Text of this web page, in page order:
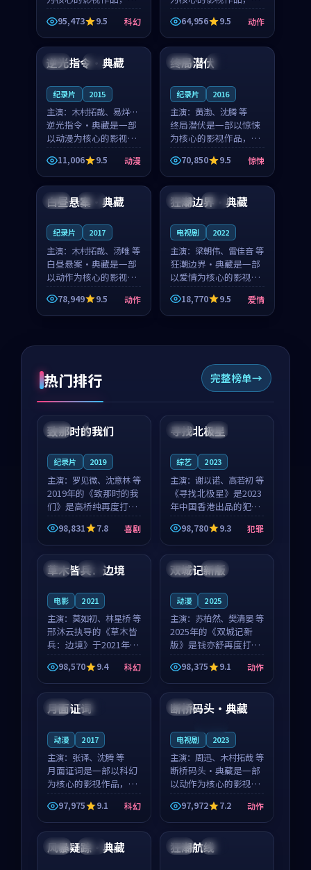
绕危机、反转与人物成
长展开，整体节奏紧
凑，值得推荐观看。
95,473 9.5 科幻
绕危机、反转与人物成
长展开，整体节奏紧
凑，值得推荐观看。
64,956 9.5 动作
日本 4K
逆光指令·典藏
纪录片 2015
主演： 木村拓哉、易烊千
玺 等
逆光指令·典藏是一部
以动漫为核心的影视作
品，围绕危机、反转与
人物成长展开，整体节
奏紧凑，值得推荐观
看。
11,006 9.5 动漫
中国 4K
终局潜伏
纪录片 2016
主演： 黄渤、沈腾 等
终局潜伏是一部以惊悚
为核心的影视作品，围
绕危机、反转与人物成
长展开，整体节奏紧
凑，值得推荐观看。
70,850 9.5 惊悚
日本 热播
白昼悬案·典藏
纪录片 2017
主演： 木村拓哉、汤唯 等
白昼悬案·典藏是一部
以动作为核心的影视作
品，围绕危机、反转与
人物成长展开，整体节
奏紧凑，值得推荐观
78,949 9.5 动作
英国 完结
狂潮边界·典藏
电视剧 2022
主演： 梁朝伟、雷佳音 等
狂潮边界·典藏是一部
以爱情为核心的影视作
品，围绕危机、反转与
人物成长展开，整体节
奏紧凑，值得推荐观
18,770 9.5 爱情
热门排行 完整榜单
中国 4K
99:22
致那时的我们
纪录片 2019
主演： 罗见微、沈意林 等
2019年的《致那时的我
们》是高桥纯再度打磨
的喜剧佳作。中国大陆
的取景与都市寓言的氛
围相互成就，罗见微与
沈意林的对手戏自然克
制，让整部影片在悬
98,831 7.8 喜剧
中国 4K
99:18
寻找北极星
综艺 2023
主演： 谢以诺、高若初 等
《寻找北极星》是2023
年中国香港出品的犯罪
新作，主创团队希望用
公路冒险的故事让观众
停下来想一想。谢以诺
领衔，高若初担任重要
角色，戚南柯的叙事
98,780 9.3 犯罪
泰国 独播
草木皆兵：边境
电影 2021
主演： 莫如初、林星桥 等
邢沐云执导的《草木皆
兵：边境》于2021年面
世，泰国的城市气质与
校园青春的人物心境共
同构筑了影片基调。莫
如初、林星桥用细腻的
表演撑起整部科幻电
98,570 9.4 科幻
中国 独播
双城记新版
动漫 2025
主演： 苏柏然、樊清晏 等
2025年的《双城记新
版》是钱亦舒再度打磨
的动作佳作。中国大陆
的取景与沙漠探险的氛
围相互成就，苏柏然与
樊清晏的对手戏自然克
制，让整部影片在悬念
98,375 9.1 动作
泰国 独播
月面证词
动漫 2017
主演： 张译、沈腾 等
月面证词是一部以科幻
为核心的影视作品，围
绕危机、反转与人物成
长展开，整体节奏紧
凑，值得推荐观看。
97,975 9.1 科幻
日本
断桥码头·典藏
电视剧 2023
主演： 周迅、木村拓哉 等
断桥码头·典藏是一部
以动作为核心的影视作
品，围绕危机、反转与
人物成长展开，整体节
奏紧凑，值得推荐观
看。
97,972 7.2 动作
英国 高分
风暴疑踪·典藏 韩国 完结
狂潮航线